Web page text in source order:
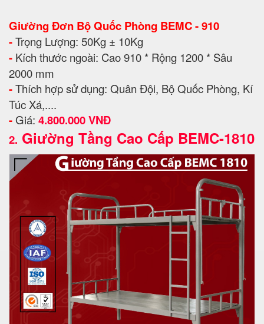
Giường Đơn Bộ Quốc Phòng BEMC - 910
-Trọng Lượng: 50Kg ± 10Kg
- Kích thước ngoài: Cao 910 * Rộng 1200 * Sâu
2000 mm
-Thích hợp sử dụng: Quân Đội, Bộ Quốc Phòng, Kí
Túc Xá,....
- Giá: 4.800.000 VNĐ
2. Giường Tầng Cao Cấp BEMC-1810